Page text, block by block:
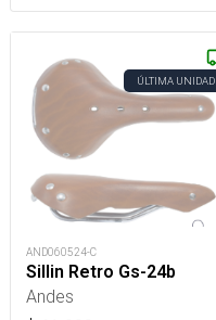
ÚLTIMA UNIDAD
AND060524-C
Sillin Retro Gs-24b
Andes